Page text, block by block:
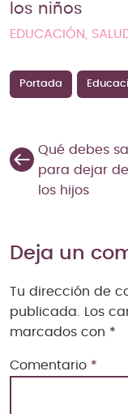
los niños
EDUCACIÓN,
Portada
Qué debes
para dejar
los hijos
Deja un
Tu dirección de
publicada.
Los
marcados con *
Comentario *